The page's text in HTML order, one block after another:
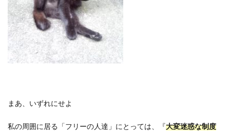
まあ、いずれにせよ
私の周囲に居る「フリーの人達」にとっては、『大変迷惑な制度